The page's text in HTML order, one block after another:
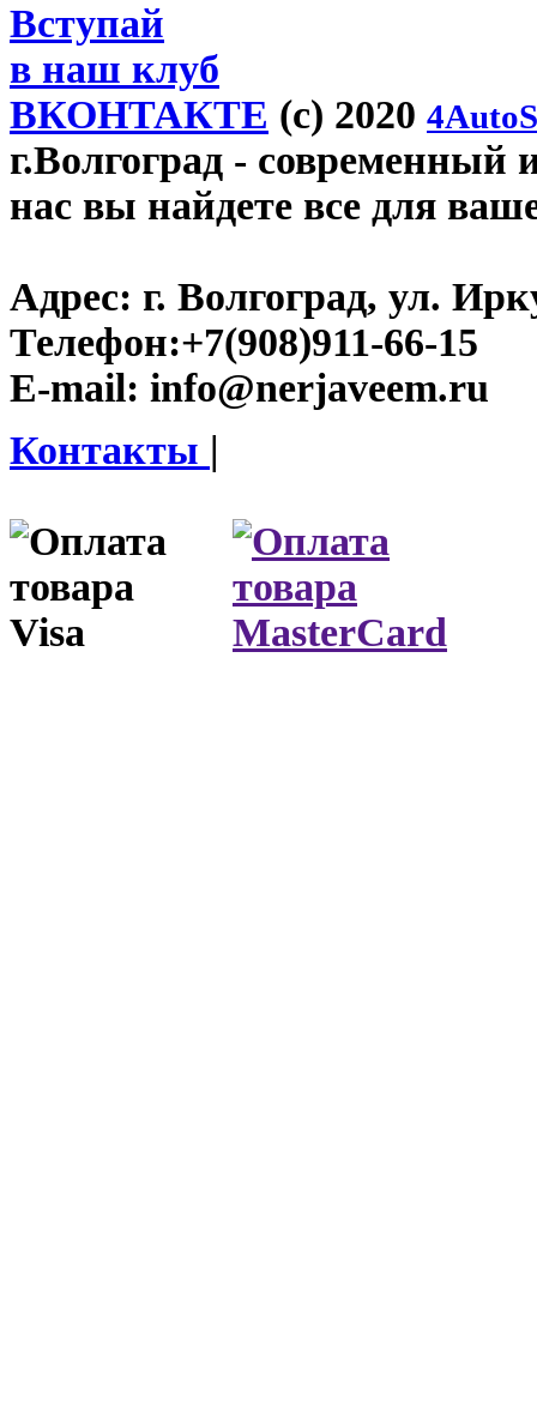
Вступай
в наш клуб
ВКОНТАКТЕ (c) 2020
г.Волгоград - современный
нас вы найдете все для
Адрес: г. Волгоград, ул.
Телефон:+7(908)911-66-15
E-mail: info@nerjaveem.ru
Контакты |